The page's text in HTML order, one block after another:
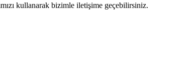
kullanarak bizimle iletişime geçebilirsiniz.